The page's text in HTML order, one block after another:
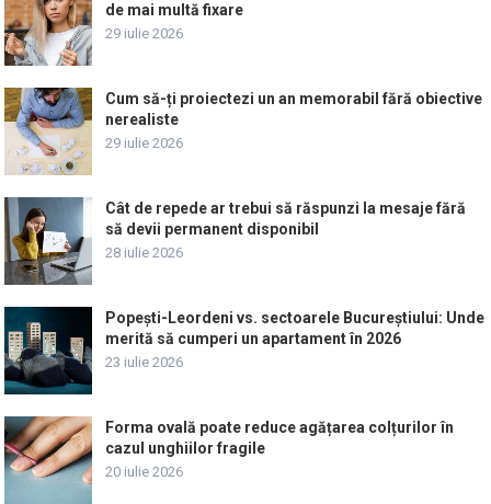
de mai multă fixare
29 iulie 2026
Cum să-ți proiectezi un an memorabil fără obiective
nerealiste
29 iulie 2026
Cât de repede ar trebui să răspunzi la mesaje fără
să devii permanent disponibil
28 iulie 2026
Popești-Leordeni vs. sectoarele Bucureștiului: Unde
merită să cumperi un apartament în 2026
23 iulie 2026
Forma ovală poate reduce agățarea colțurilor în
cazul unghiilor fragile
20 iulie 2026